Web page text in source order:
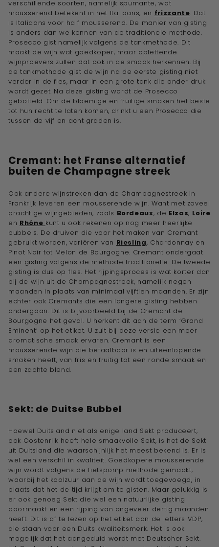
verschillende soorten, namelijk spumante, wat
mousserend betekent in het Italiaans, en frizzante. Dat
is Italiaans voor half mousserend. De manier van gisting
is anders dan we kennen van de traditionele methode.
Prosecco gist namelijk volgens de tankmethode. Dit
maakt de wijn wat goedkoper, maar oplettende
wijnproevers zullen dat ook in de smaak herkennen. Bij
de tankmethode gist de wijn na de eerste gisting niet
verder in de fles, maar in een grote tank die onder druk
wordt gezet. Na deze gisting wordt de Prosecco
gebotteld. Om de bloemige en fruitige smaken het beste
tot hun recht te laten komen, drinkt u een Prosecco die
tussen de vijf en acht graden is.
Cremant: het Franse alternatief
buiten de Champagne streek
Ook andere wijnstreken dan de Champagnestreek in
Frankrijk leveren een mousserende wijn. Want met zoveel
prachtige wijngebieden, zoals Bordeaux, de Elzas, Loire
en Rhône kunt u ook rekenen op nog meer heerlijke
bubbels. De druiven die voor het maken van Cremant
gebruikt worden, variëren van Riesling, Chardonnay en
Pinot Noir tot Melon de Bourgogne. Cremant ondergaat
een gisting volgens de méthode traditionelle. De tweede
gisting is dus op fles. Het rijpingsproces is wat korter dan
bij de wijn uit de Champagnestreek, namelijk negen
maanden in plaats van minimaal vijftien maanden. Er zijn
echter ook Cremants die een langere gisting hebben
ondergaan. Dit is bijvoorbeeld bij de Cremant de
Bourgogne het geval. U herkent dit aan de term ‘Grand
Eminent’ op het etiket. U zult bij deze versie een meer
aromatische smaak ervaren. Cremant is een
mousserende wijn die betaalbaar is en uiteenlopende
smaken heeft, van fris en fruitig tot een ronde smaak en
een zachte blend.
Sekt: de Duitse Bubbel
Hoewel Duitsland niet als enige land Sekt produceert,
ook Oostenrijk heeft hele smaakvolle Sekt, is het de Sekt
uit Duitsland die waarschijnlijk het meest bekend is. Er is
wel een verschil in kwaliteit. Goedkopere mousserende
wijn wordt volgens de fietspomp methode gemaakt,
waarbij het koolzuur aan de wijn wordt toegevoegd, in
plaats dat het de tijd krijgt om te gisten. Maar gelukkig is
er ook genoeg Sekt die wel een natuurlijke gisting
doormaakt en een rijping van ongeveer dertig maanden
heeft. Dit is af te lezen op het etiket aan de letters VDP,
die staan voor een Duits kwaliteitsmerk. Het is ook
mogelijk dat het aangeduid wordt met Deutscher Sekt.